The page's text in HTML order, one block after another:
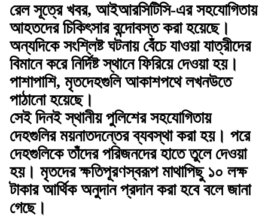
রেল সূত্রে খবর, আইআরসিটিসি-এর সহযোগিতায়
আহতদের চিকিৎসার বন্দোবস্ত করা হয়েছে।
অন্যদিকে সংশ্লিষ্ট ঘটনায় বেঁচে যাওয়া যাত্রীদের
বিমানে করে নির্দিষ্ট স্থানে ফিরিয়ে দেওয়া হয়।
পাশাপাশি, মৃতদেহগুলি আকাশপথে লখনউতে
পাঠানো হয়েছে।
সেই দিনই স্থানীয় পুলিশের সহযোগিতায়
দেহগুলির ময়নাতদন্তের ব্যবস্থা করা হয়। পরে
দেহগুলিকে তাঁদের পরিজনদের হাতে তুলে দেওয়া
হয়। মৃতদের ক্ষতিপূরণস্বরূপ মাথাপিছু ১০ লক্ষ
টাকার আর্থিক অনুদান প্রদান করা হবে বলে জানা
গেছে।